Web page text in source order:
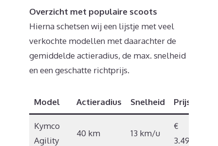
Overzicht met populaire scoots
Hierna schetsen wij een lijstje met veel
verkochte modellen met daarachter de
gemiddelde actieradius, de max. snelheid
en een geschatte richtprijs.
Model Actieradius Snelheid Prijs
Kymco
Agility
40 km 13 km/u
€
3.495